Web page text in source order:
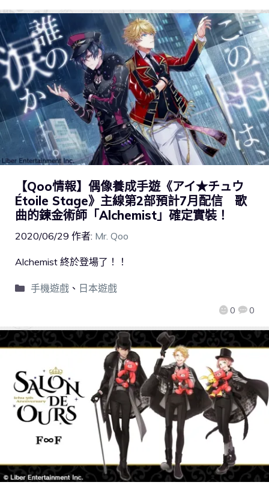
【Qoo情報】偶像養成手遊《アイ★チュウ
Étoile Stage》主線第2部預計7月配信 歌
曲的鍊金術師「Alchemist」確定實裝！
2020/06/29 作者: Mr. Qoo
0 0
Alchemist 終於登場了！！
手機遊戲、 日本遊戲